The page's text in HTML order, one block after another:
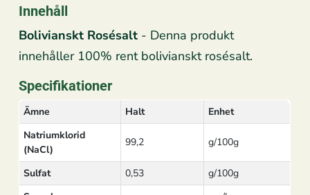
Innehåll
Bolivianskt Rosésalt - Denna produkt
innehåller 100% rent bolivianskt rosésalt.
Specifikationer
Ämne Halt
Enhet
Natriumklorid
(NaCl)
99,2 g/100g
Sulfat 0,53
g/100g